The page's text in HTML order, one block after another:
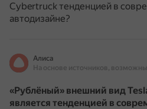
Cybertruck тенденцией в
автодизайне?
Алиса
«Рублёный» внешний вид
является тенденцией в